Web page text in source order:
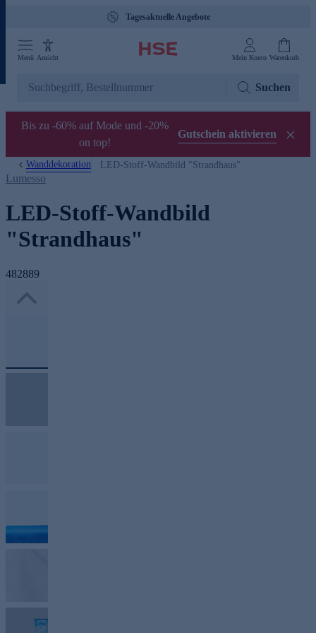
Tagesaktuelle Angebote
Menü Ansicht Mein Konto Warenkorb
Suchen
Bis zu -60% auf Mode und -20%
on top!
Gutschein aktivieren
Wanddekoration LED-Stoff-Wandbild "Strandhaus"
Lumesso
LED-Stoff-Wandbild
"Strandhaus"
482889